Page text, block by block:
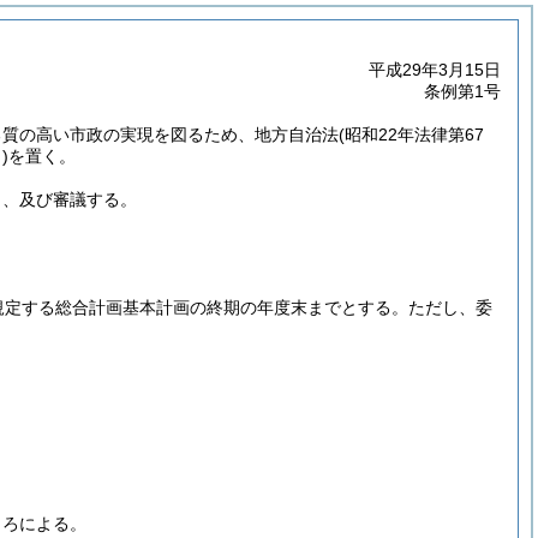
平成29年3月15日
条例第1号
の高い市政の実現を図るため、地方自治法(昭和22年法律第67
を置く。
及び審議する。
定する総合計画基本計画の終期の年度末までとする。 ただし、委
による。